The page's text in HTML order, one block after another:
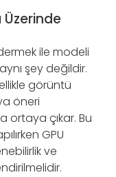
ile modeli
şey değildir.
görüntü
öneri
ortaya çıkar. Bu
GPU
ve